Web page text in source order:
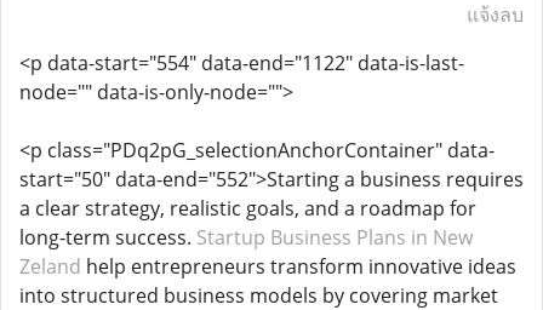
แจ้งลบ
<p data-start="554" data-end="1122" data-is-last-
node="" data-is-only-node="">
<p class="PDq2pG_selectionAnchorContainer" data-
start="50" data-end="552">Starting a business requires
a clear strategy, realistic goals, and a roadmap for
long-term success. Startup Business Plans in New
Zeland help entrepreneurs transform innovative ideas
into structured business models by covering market